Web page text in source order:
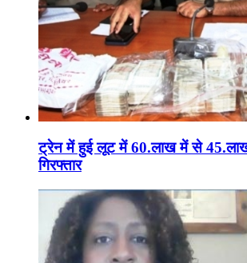
ट्रेन में हुई लूट में 60.लाख में से
गिरफ्तार